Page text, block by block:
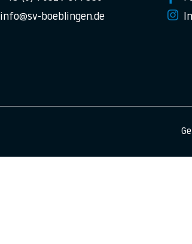
info@sv-boeblingen.de